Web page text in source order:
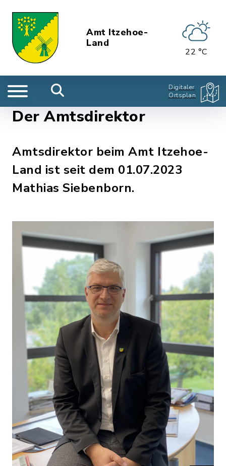
Amt Itzehoe-
Land
22 °C
Digitaler
Ortsplan
Der Amtsdirektor
Amtsdirektor beim Amt Itzehoe-
Land ist seit dem 01.07.2023
Mathias Siebenborn.